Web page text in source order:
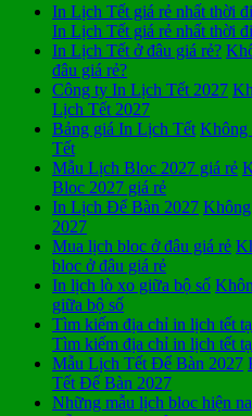
In Lịch Tết giá rẻ nhất thời
In Lịch Tết giá rẻ nhất thời
In Lịch Tết ở đâu giá rẻ?
đâu giá rẻ?
Công ty In Lịch Tết 2027
Lịch Tết 2027
Bảng giá In Lịch Tết Không
Tết
Mẫu Lịch Bloc 2027 giá rẻ
Bloc 2027 giá rẻ
In Lịch Để Bàn 2027
2027
Mua lịch bloc ở đâu giá rẻ
bloc ở đâu giá rẻ
In lịch lò xo giữa bộ số
giữa bộ số
Tìm kiếm địa chỉ in lịch tết
Tìm kiếm địa chỉ in lịch tết
Mẫu Lịch Tết Để Bàn 2027
Tết Để Bàn 2027
Những mẫu lịch bloc hiện